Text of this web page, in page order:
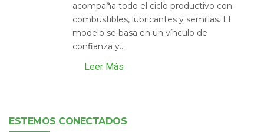
acompaña todo el ciclo productivo con
combustibles, lubricantes y semillas. El
modelo se basa en un vínculo de
confianza y...
Leer Más
ESTEMOS CONECTADOS